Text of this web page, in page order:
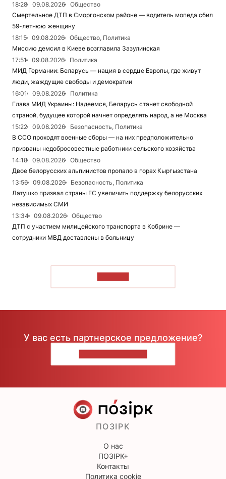
18:28
09.08.2026
Общество
Смертельное ДТП в Сморгонском районе — водитель мопеда сбил
59-летнюю женщину
18:15
09.08.2026
Общество, Политика
Миссию демсил в Киеве возглавила Зазулинская
17:51
09.08.2026
Политика
МИД Германии: Беларусь — нация в сердце Европы, где живут
люди, жаждущие свободы и демократии
16:01
09.08.2026
Политика
Глава МИД Украины: Надеемся, Беларусь станет свободной
страной, будущее которой начнет определять народ, а не Москва
15:22
09.08.2026
Безопасность, Политика
В ССО проходят военные сборы — на них предположительно
призваны недобросовестные работники сельского хозяйства
14:18
09.08.2026
Общество
Двое белорусских альпинистов пропало в горах Кыргызстана
13:56
09.08.2026
Безопасность, Политика
Латушко призвал страны ЕС увеличить поддержку белорусских
независимых СМИ
13:34
09.08.2026
Общество
ДТП с участием милицейского транспорта в Кобрине —
сотрудники МВД доставлены в больницу
У вас есть партнерское предложение?
ПОЗІРК
О нас
ПОЗІРК+
Контакты
Политика cookie